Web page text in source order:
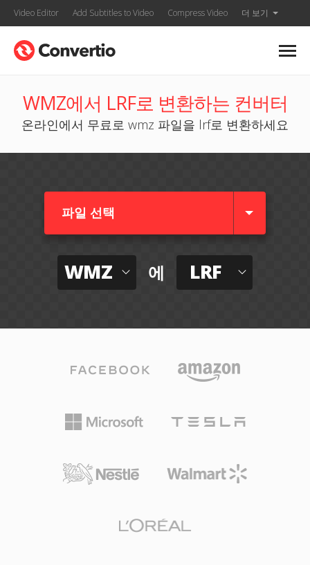
Video Editor Add Subtitles to Video Compress Video 더 보기
WMZ에서 LRF로 변환하는 컨버터
온라인에서 무료로 wmz 파일을 lrf로 변환하세요
파일 선택
WMZ 에 LRF